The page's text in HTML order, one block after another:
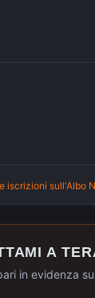
iscrizioni sull'Albo
A
in evidenza